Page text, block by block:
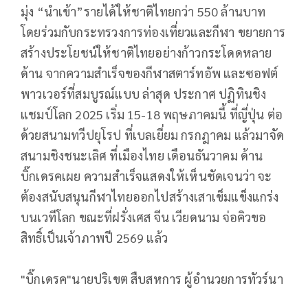
มุ่ง “นำเข้า”รายได้ให้ชาติไทยกว่า 550 ล้านบาท
โดยร่วมกับกระทรวงการท่องเที่ยวและกีฬา ขยายการ
สร้างประโยชน์ให้ชาติไทยอย่างก้าวกระโดดหลาย
ด้าน จากความสำเร็จของกีฬาสตาร์ทอัพ และซอฟต์
พาวเวอร์ที่สมบูรณ์แบบ ล่าสุด ประกาศ ปฏิทินชิง
แชมป์โลก 2025 เริ่ม 15-18 พฤษภาคมนี้ ที่ญี่ปุ่น ต่อ
ด้วยสนามทวีปยุโรป ที่เบลเยี่ยม กรกฎาคม แล้วมาจัด
สนามชิงชนะเลิศ ที่เมืองไทย เดือนธันวาคม ด้าน
บิ๊กเดรคเผย ความสำเร็จแสดงให้เห็นชัดเจนว่า จะ
ต้องสนับสนุนกีฬาไทยออกไปสร้างเสาเข็มแข็งแกร่ง
บนเวทีโลก ขณะที่ฝรั่งเศส จีน เวียดนาม จ่อคิวขอ
สิทธิ์เป็นเจ้าภาพปี 2569 แล้ว
"บิ๊กเดรค"นายปริเขต สืบสหการ ผู้อำนวยการทัวร์นา